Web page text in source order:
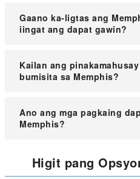
Ang pangunahing
Memphis International
biyahe.
Gaano ka-ligtas ang
iingat ang dapat gawin?
Sa pangkalahatan, ligtas
para sa mga turista,
malalaking lungsod,
karaniwang pag-iingat sa
Kailan ang
bumisita sa Memphis?
Pinakamainam bumisita
tagsibol (Abril hanggang
Beale Street Music
Ano ang mga pagkaing
Memphis?
Huwag palampasin ang
lalo na ang slow-
Higit pang